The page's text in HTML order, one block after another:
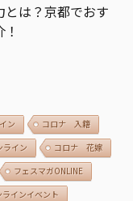
は？京都でおす
ン
コロナ 入籍
イン
コロナ 花嫁
フェスマガONLINE
インイベント